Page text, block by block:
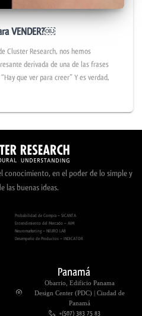
VENDER?￼
Cluster Research, nos hemos
derivada de una de las frases
que ver para creer” Y es verdad,
el conocimiento, en el poder de lo simple y
las buenas ideas.
Probabilidad de Compra – SICANTA
Entendimiento del Mercado – AIM
Neuromarketing – NEURO LAB
Desempeño de Productos – INDICATOR
Panamá
Obarrio, Edificio Panama
Design Center (PDC) | Ciudad de
Panamá
+(507) 383 75 83